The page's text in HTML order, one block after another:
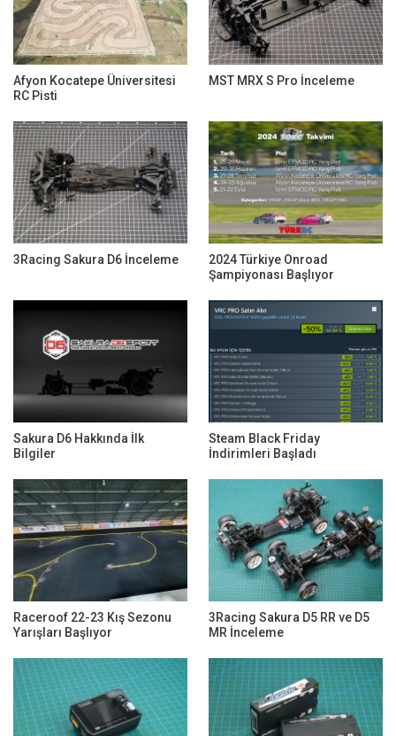
Afyon Kocatepe Üniversitesi
RC Pisti
MST MRX S Pro İnceleme
3Racing Sakura D6 İnceleme
2024 Türkiye Onroad
Şampiyonası Başlıyor
Sakura D6 Hakkında İlk
Bilgiler
Steam Black Friday
İndirimleri Başladı
Raceroof 22-23 Kış Sezonu
Yarışları Başlıyor
3Racing Sakura D5 RR ve D5
MR İnceleme